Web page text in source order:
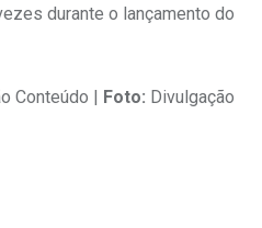
durante o lançamento do
Conteúdo | Foto: Divulgação